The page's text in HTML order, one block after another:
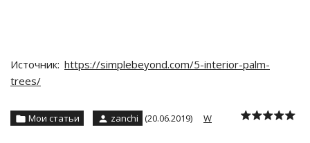
Источник: https://simplebeyond.com/5-interior-palm-
trees/
Мои статьи zanchi (20.06.2019) W